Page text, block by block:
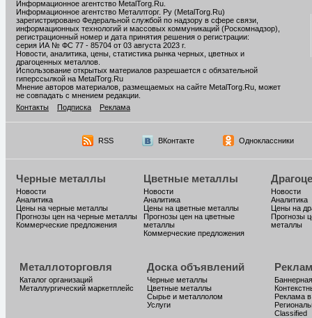
Информационное агентство MetalTorg.Ru
Информационное агентство Металлторг. Ру (MetalTorg.Ru)
зарегистрировано Федеральной службой по надзору в сфере связи,
информационных технологий и массовых коммуникаций (Роскомнадзор),
регистрационный номер и дата принятия решения о регистрации:
серия ИА № ФС 77 - 85704 от 03 августа 2023 г.
Новости, аналитика, цены, статистика рынка черных, цветных и
драгоценных металлов.
Использование открытых материалов разрешается с обязательной
гиперссылкой на MetalTorg.Ru
Мнение авторов материалов, размещаемых на сайте MetalTorg.Ru, может
не совпадать с мнением редакции.
Контакты
Подписка Реклама
RSS ВКонтакте Одноклассники
Черные металлы
Новости
Аналитика
Цены на черные металлы
Прогнозы цен на черные металлы
Коммерческие предложения
Цветные металлы
Новости
Аналитика
Цены на цветные металлы
Прогнозы цен на цветные
металлы
Коммерческие предложения
Новости
Аналитика
Цены на
Прогнозы
металлы
Металлоторговля
Каталог организаций
Металлургический маркетплейс
Доска объявлений
Черные металлы
Цветные металлы
Сырье и металлолом
Услуги
Реклама
Classified